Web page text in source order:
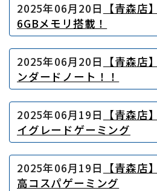
2025年06月20日
【青森
6GBメモリ搭載！
2025年06月20日
【青森
ンダードノート！！
2025年06月19日
【青森店
イグレードゲーミング
2025年06月19日
【青森店
高コスパゲーミング